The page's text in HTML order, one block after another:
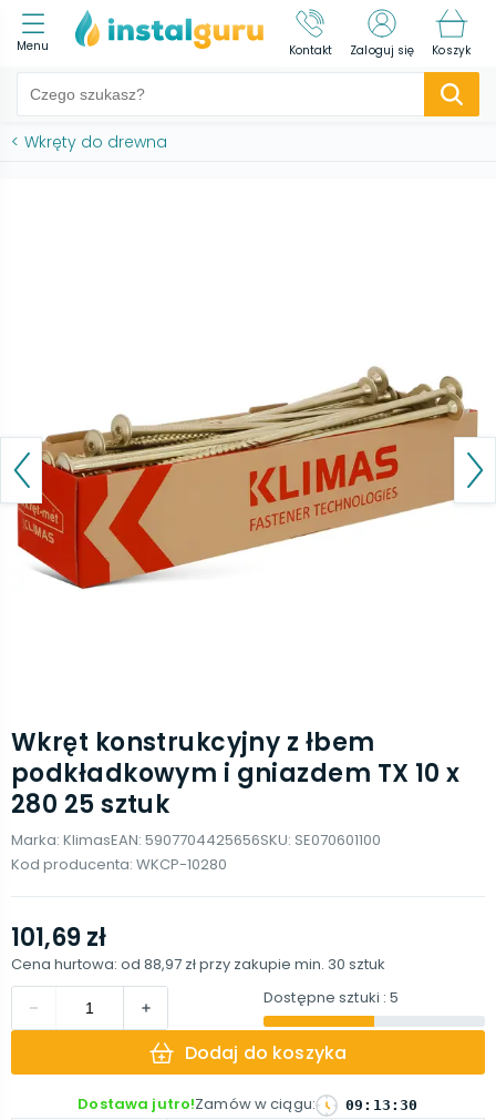
Menu Kontakt Zaloguj się Koszyk
< Wkręty do drewna
Wkręt konstrukcyjny z łbem
podkładkowym i gniazdem TX 10 x
280 25 sztuk
Marka: KlimasEAN: 5907704425656SKU: SE070601100
Kod producenta: WKCP-10280
101,69 zł
Cena hurtowa: od 88,97 złprzy zakupie min. 30 sztuk
Dostępne sztuki : 5
Dodaj do koszyka
Dostawa jutro!Zamów w ciągu: 09 : 13 :28